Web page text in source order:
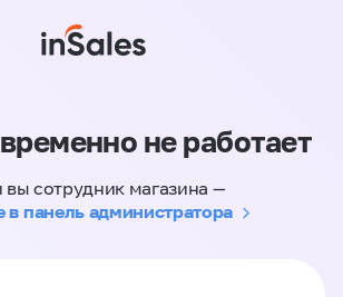
не работает
вы сотрудник магазина —
в панель администратора